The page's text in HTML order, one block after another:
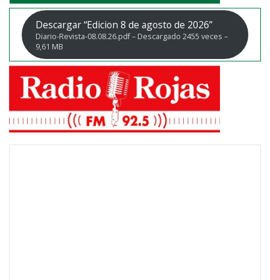
Descargar “Edicion 8 de agosto de 2026”
Diario-Revista-08.08.26.pdf – Descargado 2455 veces –
9,61 MB